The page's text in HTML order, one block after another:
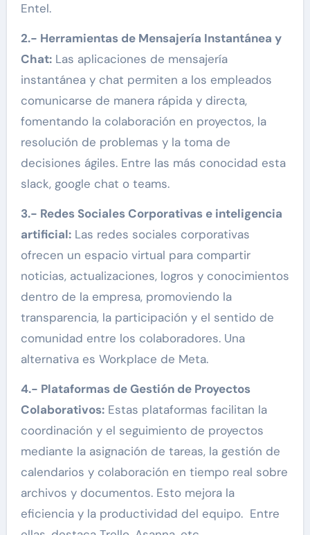
Entel.
2.- Herramientas de Mensajería Instantánea y
Chat:Las aplicaciones de mensajería
instantánea y chat permiten a los empleados
comunicarse de manera rápida y directa,
fomentando la colaboración en proyectos, la
resolución de problemas y la toma de
decisiones ágiles. Entre las más conocidad esta
slack, google chat o teams.
3.- Redes Sociales Corporativas e inteligencia
artificial:Las redes sociales corporativas
ofrecen un espacio virtual para compartir
noticias, actualizaciones, logros y conocimientos
dentro de la empresa, promoviendo la
transparencia, la participación y el sentido de
comunidad entre los colaboradores. Una
alternativa es Workplace de Meta.
4.- Plataformas de Gestión de Proyectos
Colaborativos:Estas plataformas facilitan la
coordinación y el seguimiento de proyectos
mediante la asignación de tareas, la gestión de
calendarios y colaboración en tiempo real sobre
archivos y documentos. Esto mejora la
eficiencia y la productividad del equipo. Entre